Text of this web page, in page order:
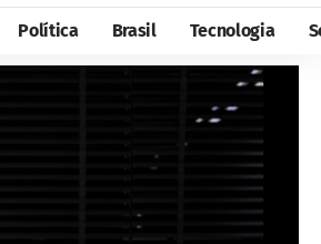
Política Brasil Tecnologia